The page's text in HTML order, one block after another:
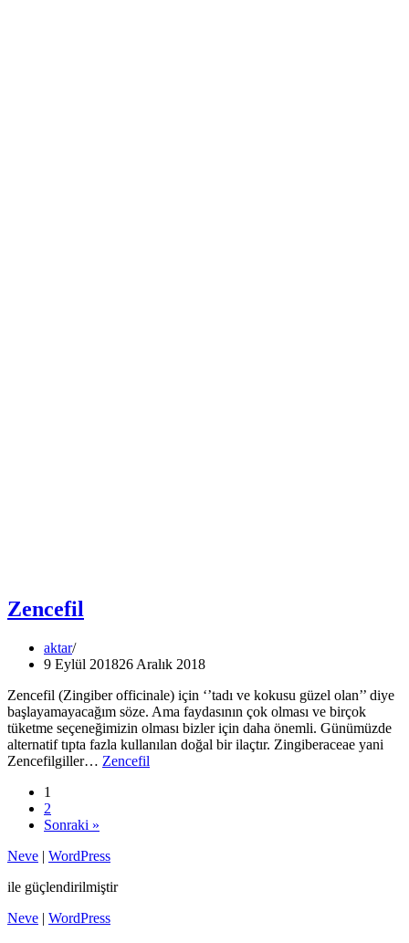
Zencefil
aktar
9 Eylül 201826 Aralık 2018
Zencefil (Zingiber officinale) için ‘’tadı ve kokusu güzel olan’’ diye
başlayamayacağım söze. Ama faydasının çok olması ve birçok
tüketme seçeneğimizin olması bizler için daha önemli. Günümüzde
alternatif tıpta fazla kullanılan doğal bir ilaçtır. Zingiberaceae yani
Zencefilgiller… Zencefil
1
2
Sonraki »
Neve | WordPress
ile güçlendirilmiştir
Neve | WordPress